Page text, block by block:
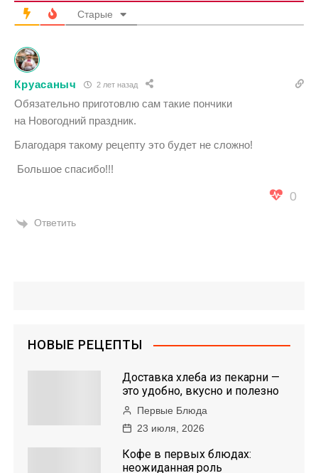
Старые
Круасаныч 2 лет назад
Обязательно приготовлю сам такие пончики
на Новогодний праздник.
Благодаря такому рецепту это будет не сложно!
Большое спасибо!!!
0
Ответить
НОВЫЕ РЕЦЕПТЫ
Доставка хлеба из пекарни —
это удобно, вкусно и полезно
Первые Блюда
23 июля, 2026
Кофе в первых блюдах:
неожиданная роль